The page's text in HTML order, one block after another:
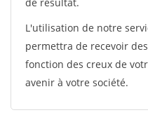
L'utilisation de notre
permettra de recevoir
fonction des creux de
avenir à votre société.